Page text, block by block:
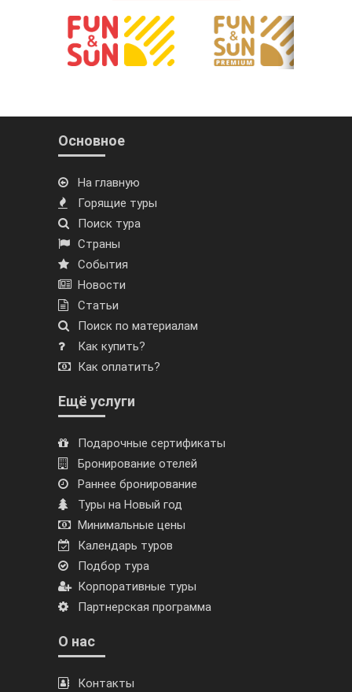
Основное
На главную
Горящие туры
Поиск тура
Страны
События
Новости
Статьи
Поиск по материалам
Как купить?
Как оплатить?
Ещё услуги
Подарочные сертификаты
Бронирование отелей
Раннее бронирование
Туры на Новый год
Минимальные цены
Календарь туров
Подбор тура
Корпоративные туры
Партнерская программа
О нас
Контакты